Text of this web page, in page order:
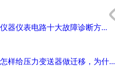
仪器仪表电路十大故障诊断方...
怎样给压力变送器做迁移，为什...